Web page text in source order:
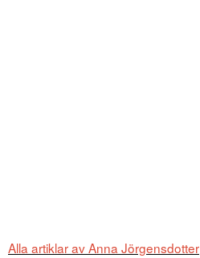
Alla artiklar av Anna Jörgensdotter